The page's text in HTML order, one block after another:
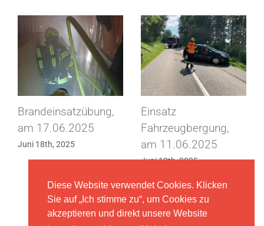
Periodische Übung
Tunnelbrand, am
04.06.2025
Juni 7th, 2025
FLA Gold, am
23.05.2025
Mai 27th, 2025
Diese Website verwendet Cookies. Klicken
Sie auf „Ich stimme zu“, um Cookies zu
akzeptieren und direkt unsere Website